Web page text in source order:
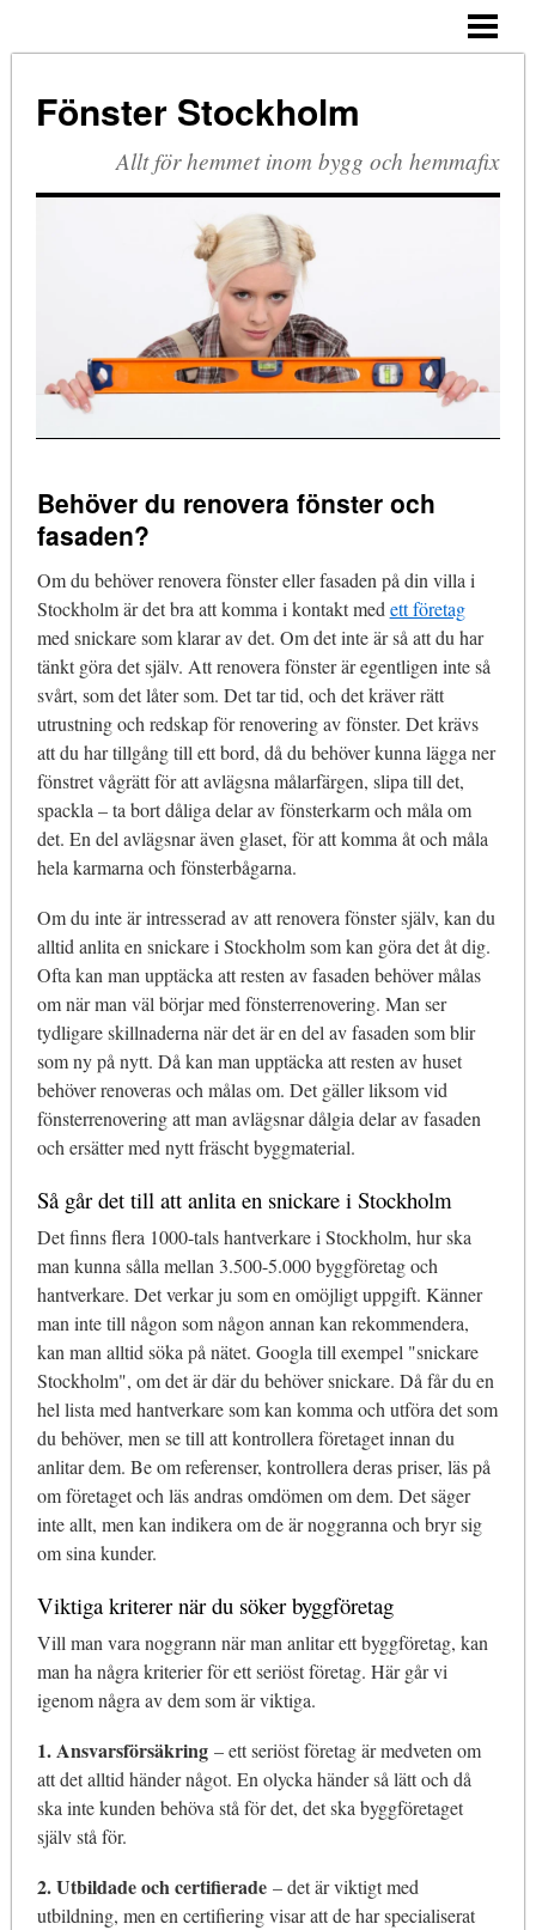
TRÄ OCH ALUMINIUM
Fönster Stockholm
Allt för hemmet inom bygg och hemmafix
Behöver du renovera fönster och
fasaden?
Om du behöver renovera fönster eller fasaden på din villa i
Stockholm är det bra att komma i kontakt medett företag
med snickare som klarar av det. Om det inte är så att du har
tänkt göra det själv. Att renovera fönster är egentligen inte så
svårt, som det låter som. Det tar tid, och det kräver rätt
utrustning och redskap för renovering av fönster. Det krävs
att du har tillgång till ett bord, då du behöver kunna lägga ner
fönstret vågrätt för att avlägsna målarfärgen, slipa till det,
spackla – ta bort dåliga delar av fönsterkarm och måla om
det. En del avlägsnar även glaset, för att komma åt och måla
hela karmarna och fönsterbågarna.
Om du inte är intresserad av att renovera fönster själv, kan du
alltid anlita en snickare i Stockholm som kan göra det åt dig.
Ofta kan man upptäcka att resten av fasaden behöver målas
om när man väl börjar med fönsterrenovering. Man ser
tydligare skillnaderna när det är en del av fasaden som blir
som ny på nytt. Då kan man upptäcka att resten av huset
behöver renoveras och målas om. Det gäller liksom vid
fönsterrenovering att man avlägsnar dålgia delar av fasaden
och ersätter med nytt fräscht byggmaterial.
Så går det till att anlita en snickare i Stockholm
Det finns flera 1000-tals hantverkare i Stockholm, hur ska
man kunna sålla mellan 3.500-5.000 byggföretag och
hantverkare. Det verkar ju som en omöjligt uppgift. Känner
man inte till någon som någon annan kan rekommendera,
kan man alltid söka på nätet. Googla till exempel "snickare
Stockholm", om det är där du behöver snickare. Då får du en
hel lista med hantverkare som kan komma och utföra det som
du behöver, men se till att kontrollera företaget innan du
anlitar dem. Be om referenser, kontrollera deras priser, läs på
om företaget och läs andras omdömen om dem. Det säger
inte allt, men kan indikera om de är noggranna och bryr sig
om sina kunder.
Viktiga kriterer när du söker byggföretag
Vill man vara noggrann när man anlitar ett byggföretag, kan
man ha några kriterier för ett seriöst företag. Här går vi
igenom några av dem som är viktiga.
1. Ansvarsförsäkring– ett seriöst företag är medveten om
att det alltid händer något. En olycka händer så lätt och då
ska inte kunden behöva stå för det, det ska byggföretaget
själv stå för.
2. Utbildade och certifierade – det är viktigt med
utbildning, men en certifiering visar att de har specialiserat